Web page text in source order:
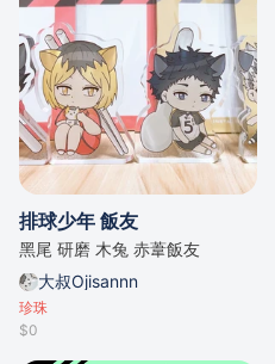
排球少年 飯友
黑尾 研磨 木兔 赤葦飯友
大叔Ojisannn
珍珠
$0